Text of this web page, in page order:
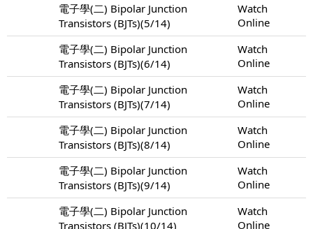
電子學(二) Bipolar Junction
Transistors (BJTs)(5/14)
Watch
Online
電子學(二) Bipolar Junction
Transistors (BJTs)(6/14)
Watch
Online
電子學(二) Bipolar Junction
Transistors (BJTs)(7/14)
Watch
Online
電子學(二) Bipolar Junction
Transistors (BJTs)(8/14)
Watch
Online
電子學(二) Bipolar Junction
Transistors (BJTs)(9/14)
Watch
Online
電子學(二) Bipolar Junction
Transistors (BJTs)(10/14)
Watch
Online